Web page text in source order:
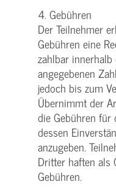
4. Gebühren
Der Teilnehmer
Gebühren eine
zahlbar
angegebenen
jedoch bis zum
Übernimmt der
die Gebühren für
dessen
anzugeben.
Dritter haften als
Gebühren.